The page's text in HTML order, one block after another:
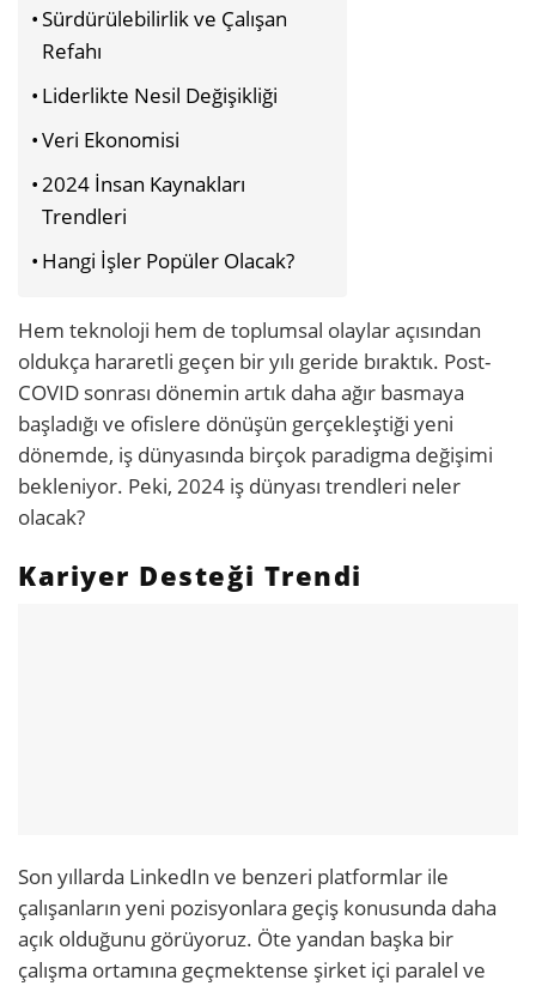
Sürdürülebilirlik ve Çalışan
Refahı
Liderlikte Nesil Değişikliği
Veri Ekonomisi
2024 İnsan Kaynakları
Trendleri
Hangi İşler Popüler Olacak?
Hem teknoloji hem de toplumsal olaylar açısından
oldukça hararetli geçen bir yılı geride bıraktık. Post-
COVID sonrası dönemin artık daha ağır basmaya
başladığı ve ofislere dönüşün gerçekleştiği yeni
dönemde, iş dünyasında birçok paradigma değişimi
bekleniyor. Peki, 2024 iş dünyası trendleri neler
olacak?
Kariyer Desteği Trendi
Son yıllarda LinkedIn ve benzeri platformlar ile
çalışanların yeni pozisyonlara geçiş konusunda daha
açık olduğunu görüyoruz. Öte yandan başka bir
çalışma ortamına geçmektense şirket içi paralel ve